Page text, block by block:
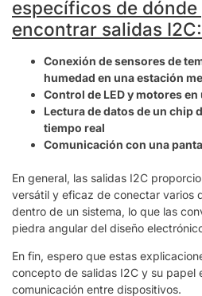
específicos de dónde
encontrar salidas I2C:
Conexión de sensores de
humedad en una estación
Control de LED y motores
Lectura de datos de un chip
tiempo real
Comunicación con una
En general, las salidas I2C
versátil y eficaz de conectar varios
dentro de un sistema, lo que las
piedra angular del diseño
En fin, espero que estas
concepto de salidas I2C y su papel
comunicación entre dispositivos.